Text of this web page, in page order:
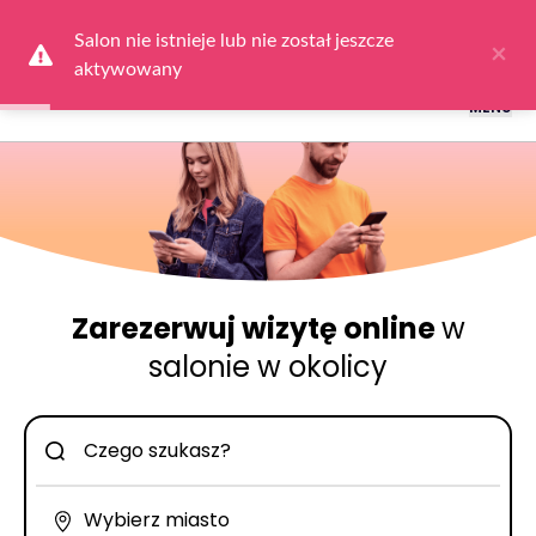
wybierzZaloguj się
MENU
Zarezerwuj wizytę onlinew
salonie w okolicy
Salon nie istnieje lub nie został jeszcze
aktywowany
×